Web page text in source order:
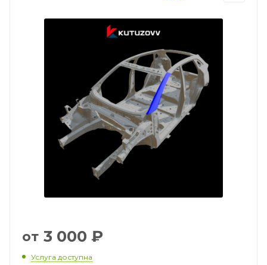
от 3 000 ₽
Услуга доступна